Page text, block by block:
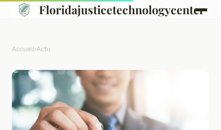
Floridajusticetechnologycenter
Accueil›Actu